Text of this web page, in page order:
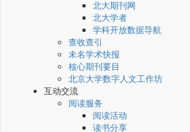
北大期刊网
北大学者
学科开放数据导航
查收查引
未名学术快报
核心期刊要目
北京大学数字人文工作坊
互动交流
阅读服务
阅读活动
读书分享